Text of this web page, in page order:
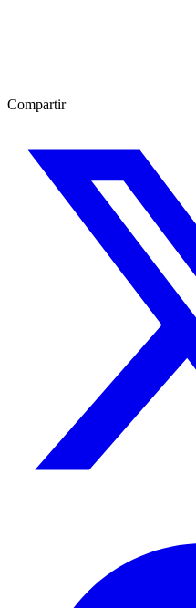
Compartir